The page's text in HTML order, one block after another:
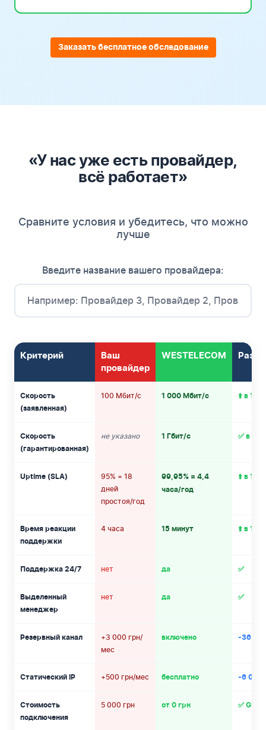
Заказать бесплатное обследование
«У нас уже есть провайдер,
всё работает»
Сравните условия и убедитесь, что можно
лучше
Введите название вашего провайдера:
Критерий
Ваш
провайдер
WESTELECOM
Скорость
(заявленная)
100 Мбит/с 1 000 Мбит/с ⬆️ в 10
Скорость
(гарантированная)
не указано 1 Гбит/с ✅ в
Uptime (SLA)
95% = 18
дней
простоя/год
99,95% = 4,4
часа/год
⬆️ в 100
Время реакции
поддержки
4 часа 15 минут ⬆️ в 16
Поддержка 24/7 нет да ✅
Выделенный
менеджер
нет да ✅
Резервный канал
+3 000 грн/
мес
включено -36
Статический IP +500 грн/мес бесплатно -6 000
Стоимость
подключения
5 000 грн от 0 грн ✅